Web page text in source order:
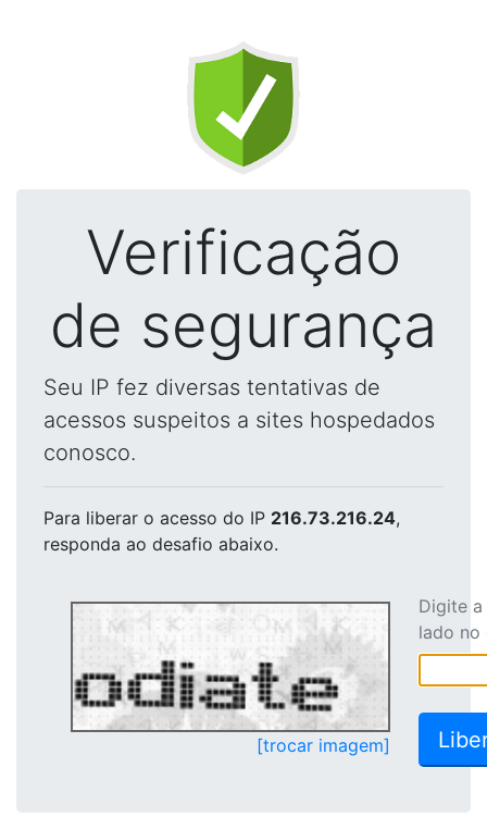
Verificação
de segurança
Seu IP fez diversas tentativas de
acessos suspeitos a sites hospedados
conosco.
Para liberar o acesso do IP 216.73.216.24,
responda ao desafio abaixo.
[trocar imagem]
Digite
lado no